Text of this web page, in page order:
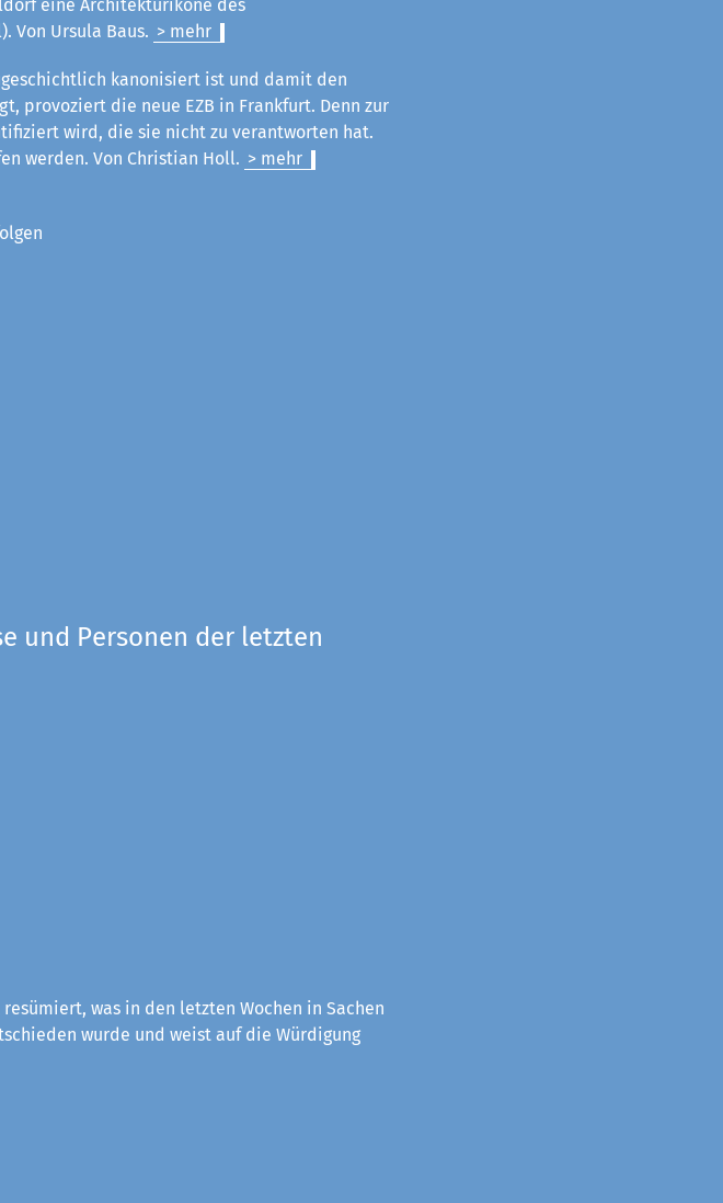
eine Architekturikone des
Von Ursula Baus. > mehr
kanonisiert ist und damit den
provoziert die neue EZB in Frankfurt. Denn zur
wird, die sie nicht zu verantworten hat.
werden. Von Christian Holl. > mehr
und Personen der letzten
was in den letzten Wochen in Sachen
wurde und weist auf die Würdigung